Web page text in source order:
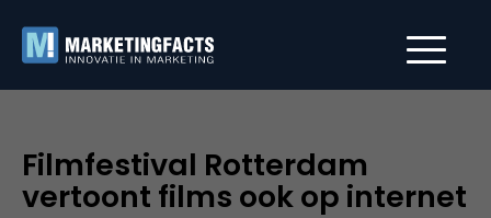
Filmfestival Rotterdam
vertoont films ook op internet